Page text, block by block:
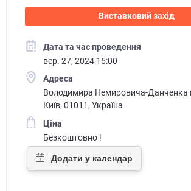
Виставковий захід
Дата та час проведення
вер. 27, 2024 15:00
Адреса
Володимира Немировича-Данченка
Київ, 01011, Україна
Ціна
Безкоштовно !